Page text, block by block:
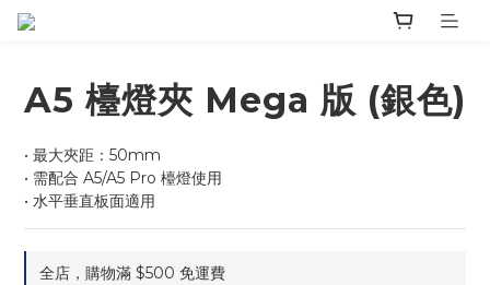
A5 檯燈夾 Mega 版 (銀色)
• 最大夾距：50mm
• 需配合 A5/A5 Pro 檯燈使用
• 水平垂直板面適用
全店，購物滿 $500 免運費